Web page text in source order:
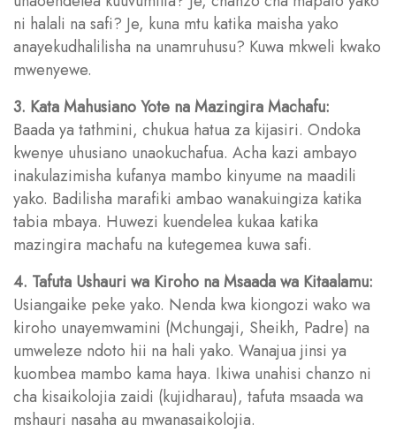
ni halali na safi? Je, kuna mtu katika maisha yako
anayekudhalilisha na unamruhusu? Kuwa mkweli kwako
mwenyewe.
3. Kata Mahusiano Yote na Mazingira Machafu:
Baada ya tathmini, chukua hatua za kijasiri. Ondoka
kwenye uhusiano unaokuchafua. Acha kazi ambayo
inakulazimisha kufanya mambo kinyume na maadili
yako. Badilisha marafiki ambao wanakuingiza katika
tabia mbaya. Huwezi kuendelea kukaa katika
mazingira machafu na kutegemea kuwa safi.
4. Tafuta Ushauri wa Kiroho na Msaada wa Kitaalamu:
Usiangaike peke yako. Nenda kwa kiongozi wako wa
kiroho unayemwamini (Mchungaji, Sheikh, Padre) na
umweleze ndoto hii na hali yako. Wanajua jinsi ya
kuombea mambo kama haya. Ikiwa unahisi chanzo ni
cha kisaikolojia zaidi (kujidharau), tafuta msaada wa
mshauri nasaha au mwanasaikolojia.